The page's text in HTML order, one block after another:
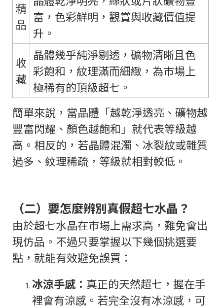
精
品 富，色彩鮮明，觀賞與收藏價值提
升。
收
藏
晶體幾乎純淨剔透，礦物清晰且色
彩飽和，紋理滿而細緻，為市場上
極稀有的頂級超七。
簡單來說，當晶體「越乾淨透亮、礦物越
豐富閃耀、顏色越飽和」就代表等級越
高。相反的，若晶體混濁、冰裂紋或雜質
過多、紋理稀疏，等級就相對較低。
（二）要怎麼辨別真假超七水晶？
由於超七水晶在市場上需求高，難免會出
現仿品。不過只要掌握以下幾個挑選要
點，就能有效避免誤買：
冰涼手感： 真正的天然超七，握在手
裡會有涼感。若完全沒有冰涼感，可